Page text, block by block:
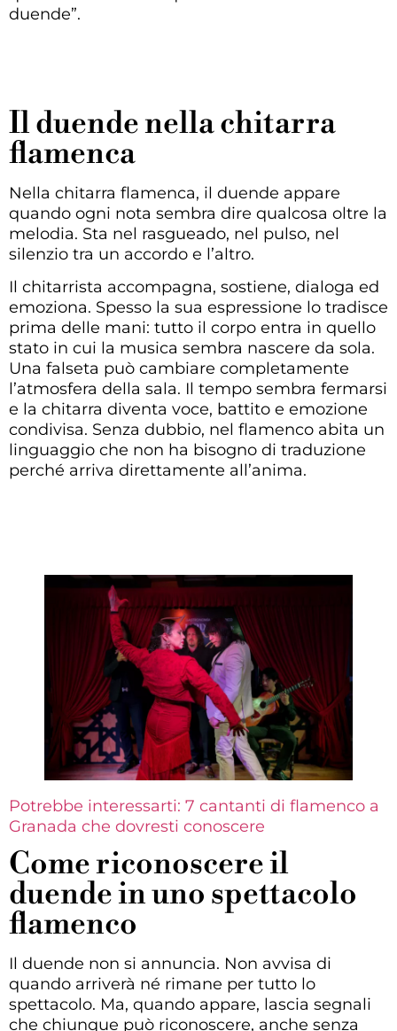
duende”.
Il duende nella chitarra
flamenca
Nella chitarra flamenca, il duende appare
quando ogni nota sembra dire qualcosa oltre la
melodia. Sta nel rasgueado, nel pulso, nel
silenzio tra un accordo e l’altro.
Il chitarrista accompagna, sostiene, dialoga ed
emoziona. Spesso la sua espressione lo tradisce
prima delle mani: tutto il corpo entra in quello
stato in cui la musica sembra nascere da sola.
Una falseta può cambiare completamente
l’atmosfera della sala. Il tempo sembra fermarsi
e la chitarra diventa voce, battito e emozione
condivisa. Senza dubbio, nel flamenco abita un
linguaggio che non ha bisogno di traduzione
perché arriva direttamente all’anima.
Potrebbe interessarti: 7 cantanti di flamenco a
Granada che dovresti conoscere
Come riconoscere il
duende in uno spettacolo
flamenco
Il duende non si annuncia. Non avvisa di
quando arriverà né rimane per tutto lo
spettacolo. Ma, quando appare, lascia segnali
che chiunque può riconoscere, anche senza